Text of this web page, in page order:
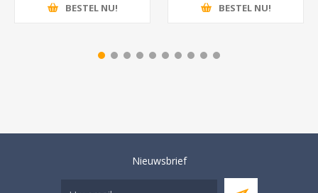
BESTEL NU! BESTEL NU!
Nieuwsbrief